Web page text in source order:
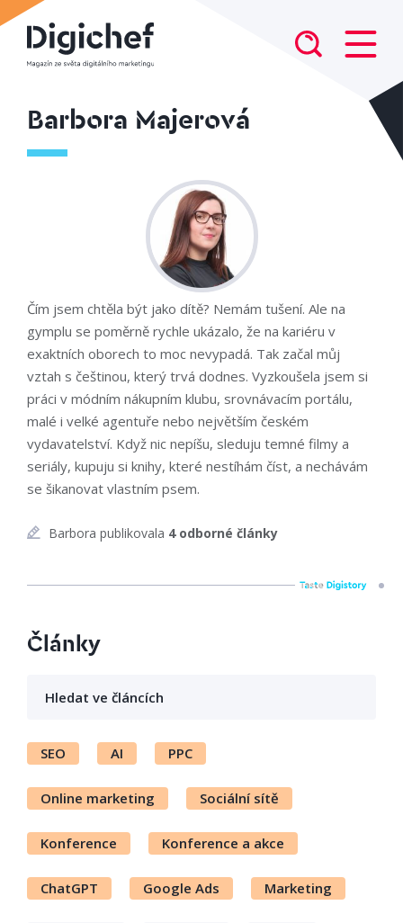
Barbora Majerová
Čím jsem chtěla být jako dítě? Nemám tušení. Ale na
gymplu se poměrně rychle ukázalo, že na kariéru v
exaktních oborech to moc nevypadá. Tak začal můj
vztah s češtinou, který trvá dodnes. Vyzkoušela jsem si
práci v módním nákupním klubu, srovnávacím portálu,
malé i velké agentuře nebo největším českém
vydavatelství. Když nic nepíšu, sleduju temné filmy a
seriály, kupuju si knihy, které nestíhám číst, a nechávám
se šikanovat vlastním psem.
Barbora publikovala 4 odborné články
Články
SEO AI PPC
Online marketing Sociální sítě
Konference Konference a akce
ChatGPT Google Ads Marketing